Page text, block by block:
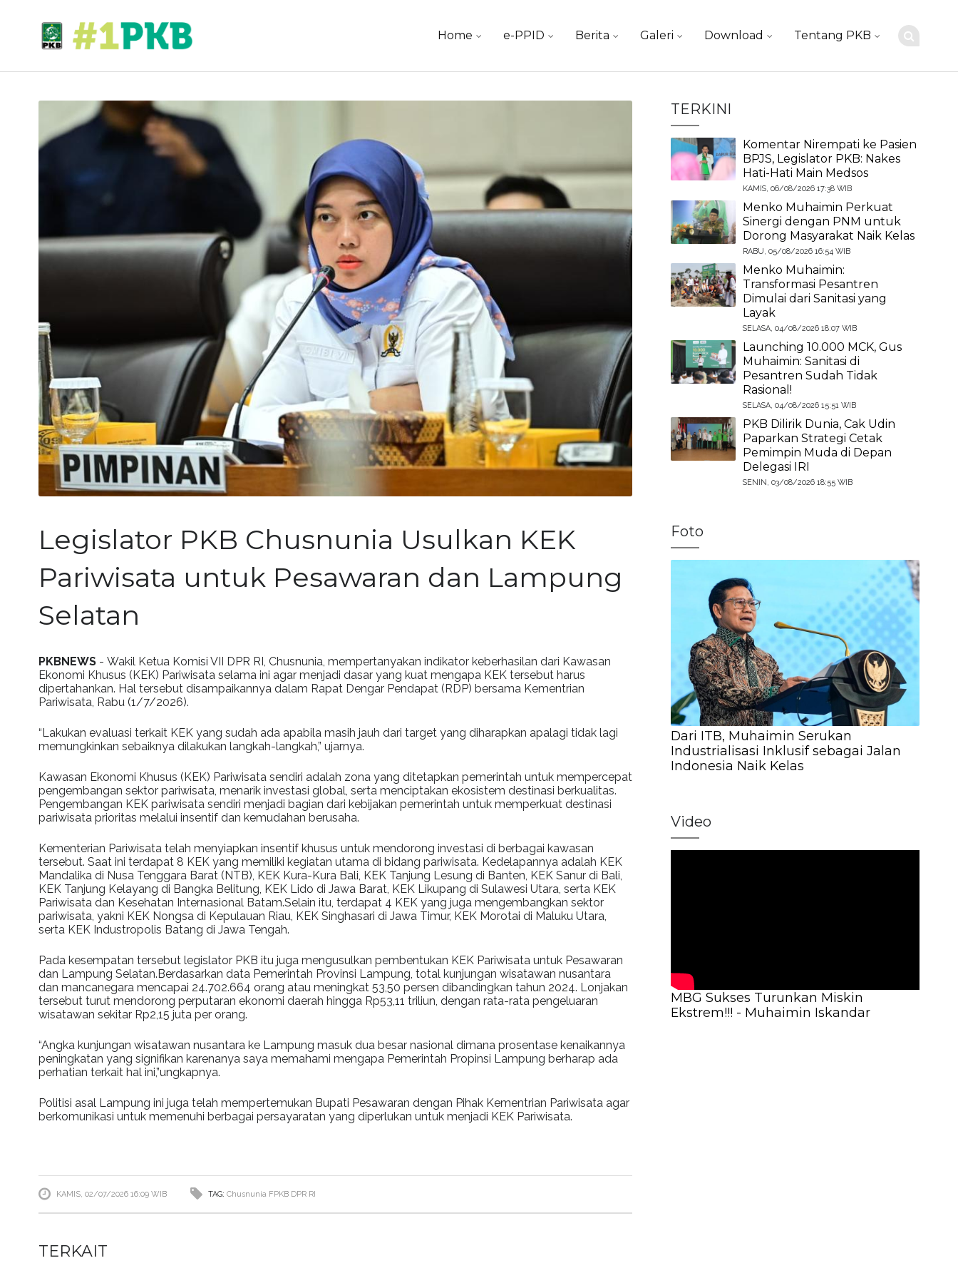
Home e-PPID Berita Galeri Download Tentang PKB
Skip
Legislator PKB Chusnunia Usulkan KEK
Pariwisata untuk Pesawaran dan Lampung
Selatan
PKBNEWS- Wakil Ketua Komisi VII DPR RI, Chusnunia, mempertanyakan indikator keberhasilan dari Kawasan
Ekonomi Khusus (KEK) Pariwisata selama ini agar menjadi dasar yang kuat mengapa KEK tersebut harus
dipertahankan. Hal tersebut disampaikannya dalam Rapat Dengar Pendapat (RDP) bersama Kementrian
Pariwisata, Rabu (1/7/2026).
“Lakukan evaluasi terkait KEK yang sudah ada apabila masih jauh dari target yang diharapkan apalagi tidak lagi
memungkinkan sebaiknya dilakukan langkah-langkah,” ujarnya.
Kawasan Ekonomi Khusus (KEK) Pariwisata sendiri adalah zona yang ditetapkan pemerintah untuk mempercepat
pengembangan sektor pariwisata, menarik investasi global, serta menciptakan ekosistem destinasi berkualitas.
Pengembangan KEK pariwisata sendiri menjadi bagian dari kebijakan pemerintah untuk memperkuat destinasi
pariwisata prioritas melalui insentif dan kemudahan berusaha.
Kementerian Pariwisata telah menyiapkan insentif khusus untuk mendorong investasi di berbagai kawasan
tersebut. Saat ini terdapat 8 KEK yang memiliki kegiatan utama di bidang pariwisata. Kedelapannya adalah KEK
Mandalika di Nusa Tenggara Barat (NTB), KEK Kura-Kura Bali, KEK Tanjung Lesung di Banten, KEK Sanur di Bali,
KEK Tanjung Kelayang di Bangka Belitung, KEK Lido di Jawa Barat, KEK Likupang di Sulawesi Utara, serta KEK
Pariwisata dan Kesehatan Internasional Batam.Selain itu, terdapat 4 KEK yang juga mengembangkan sektor
pariwisata, yakni KEK Nongsa di Kepulauan Riau, KEK Singhasari di Jawa Timur, KEK Morotai di Maluku Utara,
serta KEK Industropolis Batang di Jawa Tengah.
Pada kesempatan tersebut legislator PKB itu juga mengusulkan pembentukan KEK Pariwisata untuk Pesawaran
dan Lampung Selatan.Berdasarkan data Pemerintah Provinsi Lampung, total kunjungan wisatawan nusantara
dan mancanegara mencapai 24.702.664 orang atau meningkat 53,50 persen dibandingkan tahun 2024. Lonjakan
tersebut turut mendorong perputaran ekonomi daerah hingga Rp53,11 triliun, dengan rata-rata pengeluaran
wisatawan sekitar Rp2,15 juta per orang.
“Angka kunjungan wisatawan nusantara ke Lampung masuk dua besar nasional dimana prosentase kenaikannya
peningkatan yang signifikan karenanya saya memahami mengapa Pemerintah Propinsi Lampung berharap ada
perhatian terkait hal ini,”ungkapnya.
Politisi asal Lampung ini juga telah mempertemukan Bupati Pesawaran dengan Pihak Kementrian Pariwisata agar
berkomunikasi untuk memenuhi berbagai persayaratan yang diperlukan untuk menjadi KEK Pariwisata.
KAMIS, 02/07/2026 16:09 WIB TAG: Chusnunia FPKB DPR RI
TERKAIT
TERKINI
Komentar Nirempati ke Pasien
BPJS, Legislator PKB: Nakes
Hati-Hati Main Medsos
KAMIS, 06/08/2026 17:38 WIB
Menko Muhaimin Perkuat
Sinergi dengan PNM untuk
Dorong Masyarakat Naik Kelas
RABU, 05/08/2026 16:54 WIB
Menko Muhaimin:
Transformasi Pesantren
Dimulai dari Sanitasi yang
Layak
SELASA, 04/08/2026 18:07 WIB
Launching 10.000 MCK, Gus
Muhaimin: Sanitasi di
Pesantren Sudah Tidak
Rasional!
SELASA, 04/08/2026 15:51 WIB
PKB Dilirik Dunia, Cak Udin
Paparkan Strategi Cetak
Pemimpin Muda di Depan
Delegasi IRI
SENIN, 03/08/2026 18:55 WIB
Foto
Dari ITB, Muhaimin Serukan
Industrialisasi Inklusif sebagai Jalan
Indonesia Naik Kelas
Video
MBG Sukses Turunkan Miskin
Ekstrem!!! - Muhaimin Iskandar